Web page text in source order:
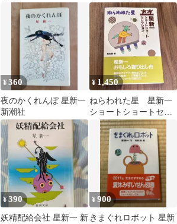
とめ売り 星新一 / 半村
良 他
¥360
夜のかくれんぼ 星新一
新潮社
¥ 1,450
ねらわれた星 星新一
ショートショートセレ
クション①
¥390
妖精配給会社 星新一 新
¥900
きまぐれロボット 星新